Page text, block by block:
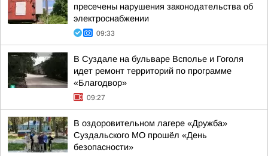
пресечены нарушения законодательства об
электроснабжении
09:33
В Суздале на бульваре Всполье и Гоголя
идет ремонт территорий по программе
«Благодвор»
09:27
В оздоровительном лагере «Дружба»
Суздальского МО прошёл «День
безопасности»